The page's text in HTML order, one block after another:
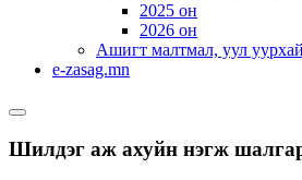
2025 он
2026 он
Ашигт малтмал, уул
e-zasag.mn
Шилдэг аж ахуйн нэгж